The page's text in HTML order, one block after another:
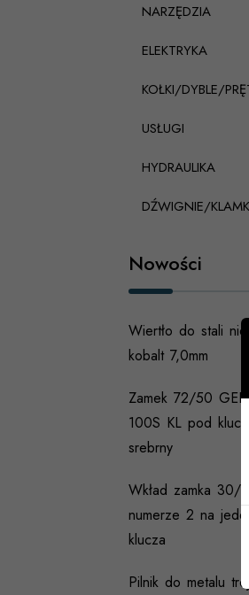
NARZĘDZIA
ELEKTRYKA
KOŁKI/DYBLE/
USŁUGI
HYDRAULIKA
DŹWIGNIE/
Nowości
Wiertło do stali
kobalt 7,0mm
Zamek 72/50
100S KL pod klucz
srebrny
Wkład zamka 30/
numerze 2 na
klucza
Pilnik do metalu